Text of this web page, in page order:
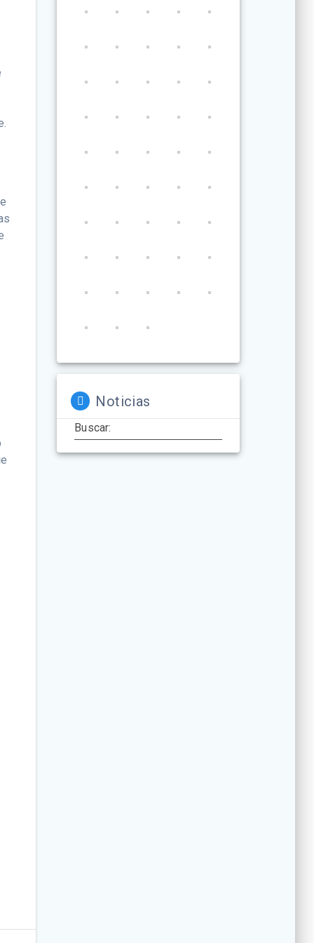
Noticias
Buscar: